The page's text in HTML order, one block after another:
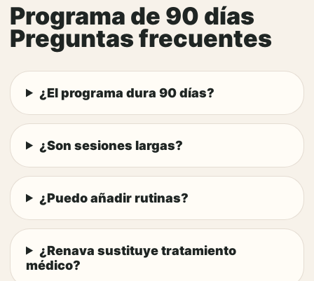
Programa de 90 días
Preguntas frecuentes
¿El programa dura 90 días?
¿Son sesiones largas?
¿Puedo añadir rutinas?
¿Renava sustituye tratamiento
médico?